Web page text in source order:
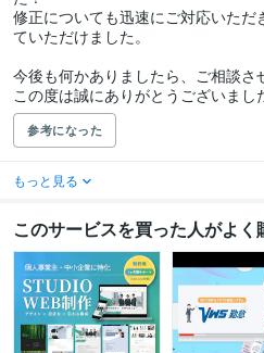
修正についても迅速にご対応いた
ていただけました。
今後も何かありましたら、ご相談さ
この度は誠にありがとうございまし
参考になった
もっと見る
このサービスを買った人がよ